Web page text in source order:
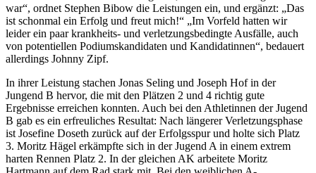
war“, ordnet Stephen Bibow die Leistungen ein, und ergänzt: „Das
ist schonmal ein Erfolg und freut mich!“ „Im Vorfeld hatten wir
leider ein paar krankheits- und verletzungsbedingte Ausfälle, auch
von potentiellen Podiumskandidaten und Kandidatinnen“, bedauert
allerdings Johnny Zipf.
In ihrer Leistung stachen Jonas Seling und Joseph Hof in der
Jungend B hervor, die mit den Plätzen 2 und 4 richtig gute
Ergebnisse erreichen konnten. Auch bei den Athletinnen der Jugend
B gab es ein erfreuliches Resultat: Nach längerer Verletzungsphase
ist Josefine Doseth zurück auf der Erfolgsspur und holte sich Platz
3. Moritz Hägel erkämpfte sich in der Jugend A in einem extrem
harten Rennen Platz 2. In der gleichen AK arbeitete Moritz